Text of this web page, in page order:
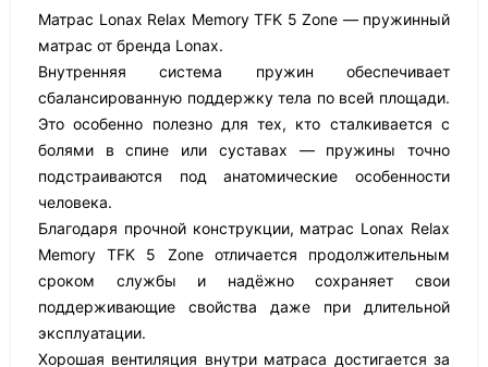
Матрас Lonax Relax Memory TFK 5 Zone — пружинный
матрас от бренда Lonax.
Внутренняя система пружин обеспечивает
сбалансированную поддержку тела по всей площади.
Это особенно полезно для тех, кто сталкивается с
болями в спине или суставах — пружины точно
подстраиваются под анатомические особенности
человека.
Благодаря прочной конструкции, матрас Lonax Relax
Memory TFK 5 Zone отличается продолжительным
сроком службы и надёжно сохраняет свои
поддерживающие свойства даже при длительной
эксплуатации.
Хорошая вентиляция внутри матраса достигается за